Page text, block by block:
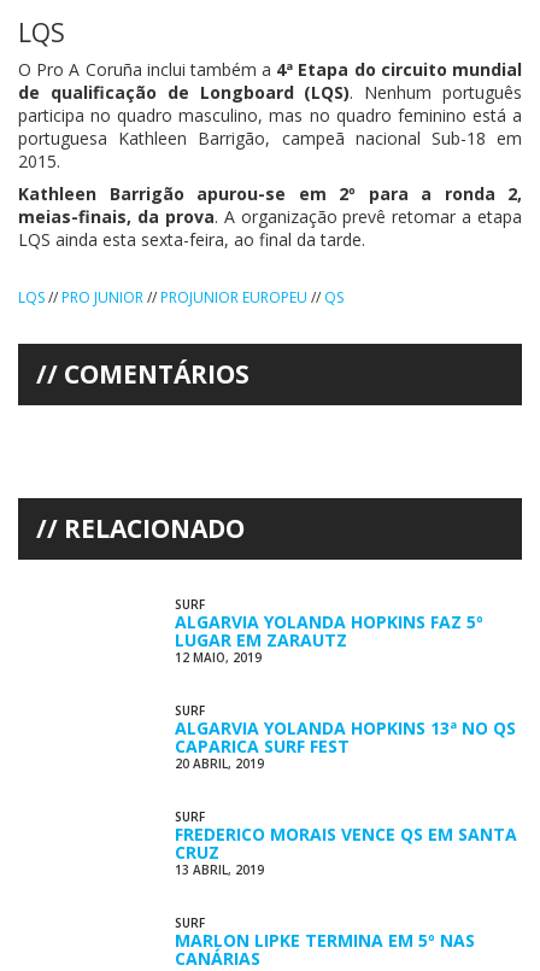
LQS
O Pro A Coruña inclui também a 4ª Etapa do circuito mundial
de qualificação de Longboard (LQS). Nenhum português
participa no quadro masculino, mas no quadro feminino está a
portuguesa Kathleen Barrigão, campeã nacional Sub-18 em
2015.
Kathleen Barrigão apurou-se em 2º para a ronda 2,
meias-finais, da prova. A organização prevê retomar a etapa
LQS ainda esta sexta-feira, ao final da tarde.
LQS//PRO JUNIOR//PROJUNIOR EUROPEU // QS
COMENTÁRIOS
RELACIONADO
SURF
ALGARVIA YOLANDA HOPKINS FAZ 5º
LUGAR EM ZARAUTZ
12 MAIO, 2019
SURF
ALGARVIA YOLANDA HOPKINS 13ª NO QS
CAPARICA SURF FEST
20 ABRIL, 2019
SURF
FREDERICO MORAIS VENCE QS EM SANTA
CRUZ
13 ABRIL, 2019
SURF
MARLON LIPKE TERMINA EM 5º NAS
CANÁRIAS